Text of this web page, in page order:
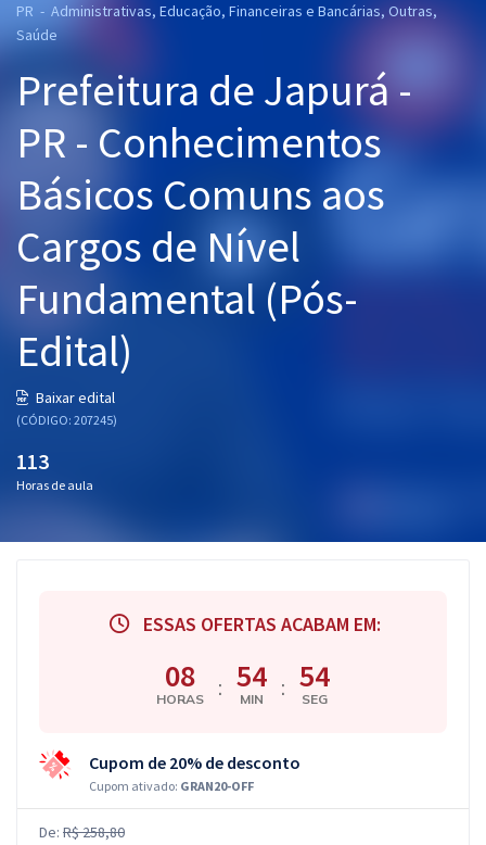
Assinatura Ilimitada
Graduação
OAB
Mentorias
Questões grátis
Conteúdo gratuito
Blog
PR - Administrativas, Educação, Financeiras e Bancárias, Outras,
Saúde
Prefeitura de Japurá -
PR - Conhecimentos
Básicos Comuns aos
Cargos de Nível
Fundamental (Pós-
Edital)
Baixar edital
(CÓDIGO: 207245)
113
Horas de aula
ESSAS OFERTAS ACABAM EM:
08
HORAS : 54
MIN : 53
SEG
Cupom de 20% de desconto
Cupom ativado: GRAN20-OFF
De: R$ 258,80